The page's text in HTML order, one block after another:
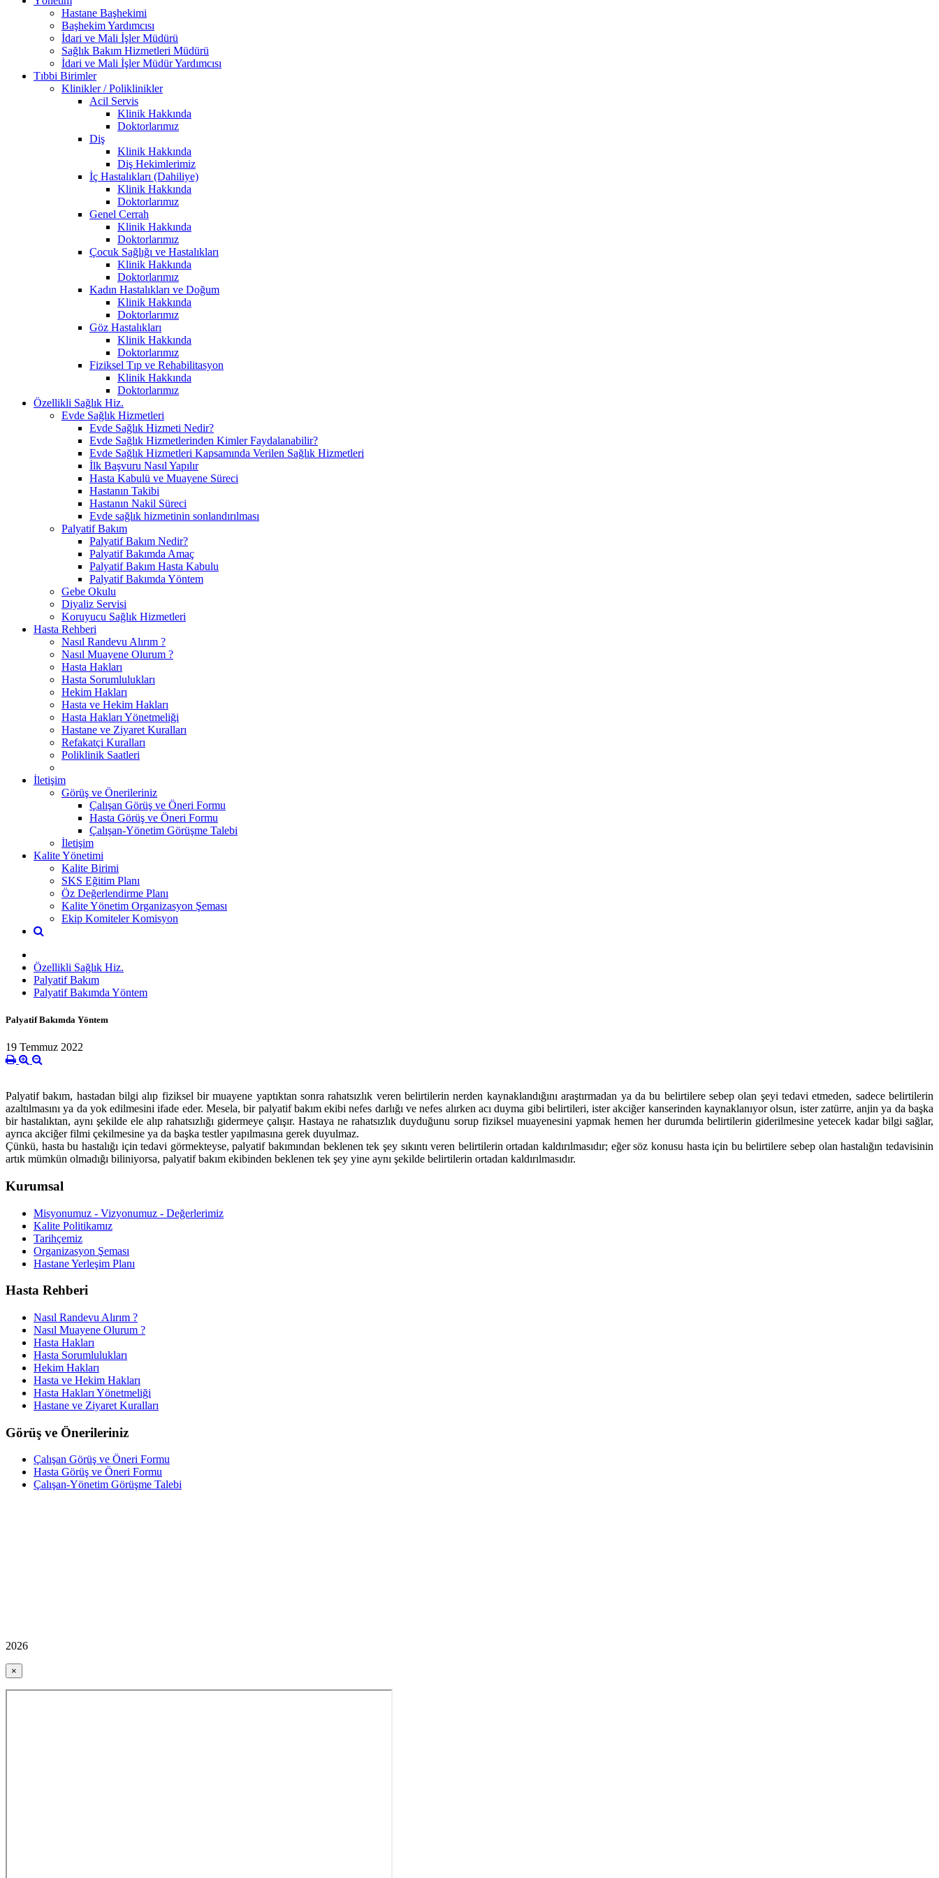
Hastane Başhekimi
Başhekim Yardımcısı
İdari ve Mali İşler Müdürü
Sağlık Bakım Hizmetleri Müdürü
İdari ve Mali İşler Müdür Yardımcısı
Tıbbi Birimler
Klinikler / Poliklinikler
Acil Servis
Klinik Hakkında
Doktorlarımız
Diş
Klinik Hakkında
Diş Hekimlerimiz
İç Hastalıkları (Dahiliye)
Klinik Hakkında
Doktorlarımız
Genel Cerrah
Klinik Hakkında
Doktorlarımız
Çocuk Sağlığı ve Hastalıkları
Klinik Hakkında
Doktorlarımız
Kadın Hastalıkları ve Doğum
Klinik Hakkında
Doktorlarımız
Göz Hastalıkları
Klinik Hakkında
Doktorlarımız
Fiziksel Tıp ve Rehabilitasyon
Klinik Hakkında
Doktorlarımız
Özellikli Sağlık Hiz.
Evde Sağlık Hizmetleri
Evde Sağlık Hizmeti Nedir?
Evde Sağlık Hizmetlerinden Kimler Faydalanabilir?
Evde Sağlık Hizmetleri Kapsamında Verilen Sağlık Hizmetleri
İlk Başvuru Nasıl Yapılır
Hasta Kabulü ve Muayene Süreci
Hastanın Takibi
Hastanın Nakil Süreci
Evde sağlık hizmetinin sonlandırılması
Palyatif Bakım
Palyatif Bakım Nedir?
Palyatif Bakımda Amaç
Palyatif Bakım Hasta Kabulu
Palyatif Bakımda Yöntem
Gebe Okulu
Diyaliz Servisi
Koruyucu Sağlık Hizmetleri
Hasta Rehberi
Nasıl Randevu Alırım ?
Nasıl Muayene Olurum ?
Hasta Hakları
Hasta Sorumlulukları
Hekim Hakları
Hasta ve Hekim Hakları
Hasta Hakları Yönetmeliği
Hastane ve Ziyaret Kuralları
Refakatçi Kuralları
Poliklinik Saatleri
İletişim
Görüş ve Önerileriniz
Çalışan Görüş ve Öneri Formu
Hasta Görüş ve Öneri Formu
Çalışan-Yönetim Görüşme Talebi
İletişim
Kalite Yönetimi
Kalite Birimi
SKS Eğitim Planı
Öz Değerlendirme Planı
Kalite Yönetim Organizasyon Şeması
Ekip Komiteler Komisyon
Özellikli Sağlık Hiz.
Palyatif Bakım
Palyatif Bakımda Yöntem
Palyatif Bakımda Yöntem
19 Temmuz 2022
Palyatif bakım, hastadan bilgi alıp fiziksel bir muayene yaptıktan sonra rahatsızlık veren belirtilerin nerden kaynaklandığını araştırmadan ya da bu belirtilere sebep olan şeyi tedavi etmeden, sadece belirtilerin
azaltılmasını ya da yok edilmesini ifade eder. Mesela, bir palyatif bakım ekibi nefes darlığı ve nefes alırken acı duyma gibi belirtileri, ister akciğer kanserinden kaynaklanıyor olsun, ister zatürre, anjin ya da başka
bir hastalıktan, aynı şekilde ele alıp rahatsızlığı gidermeye çalışır. Hastaya ne rahatsızlık duyduğunu sorup fiziksel muayenesini yapmak hemen her durumda belirtilerin giderilmesine yetecek kadar bilgi sağlar,
ayrıca akciğer filmi çekilmesine ya da başka testler yapılmasına gerek duyulmaz.
Çünkü, hasta bu hastalığı için tedavi görmekteyse, palyatif bakımından beklenen tek şey sıkıntı veren belirtilerin ortadan kaldırılmasıdır; eğer söz konusu hasta için bu belirtilere sebep olan hastalığın tedavisinin
artık mümkün olmadığı biliniyorsa, palyatif bakım ekibinden beklenen tek şey yine aynı şekilde belirtilerin ortadan kaldırılmasıdır.
Kurumsal
Misyonumuz - Vizyonumuz - Değerlerimiz
Kalite Politikamız
Tarihçemiz
Organizasyon Şeması
Hastane Yerleşim Planı
Hasta Rehberi
Nasıl Randevu Alırım ?
Nasıl Muayene Olurum ?
Hasta Hakları
Hasta Sorumlulukları
Hekim Hakları
Hasta ve Hekim Hakları
Hasta Hakları Yönetmeliği
Hastane ve Ziyaret Kuralları
Görüş ve Önerileriniz
Çalışan Görüş ve Öneri Formu
Hasta Görüş ve Öneri Formu
Çalışan-Yönetim Görüşme Talebi
2026
×